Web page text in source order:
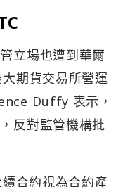
立場也遭到華爾
期貨交易所營運
Duffy 表示，
反對監管機構批
合約視為合約產